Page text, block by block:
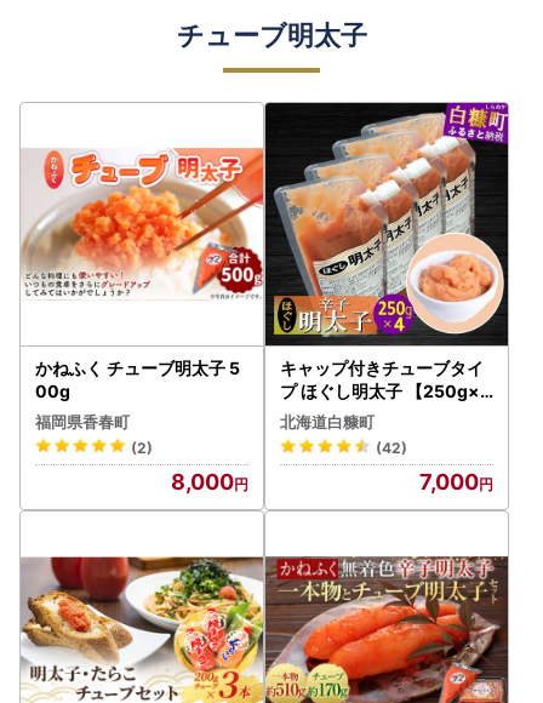
チューブ明太子
かねふく チューブ明太子 5
00g
福岡県香春町
(2)
8,000
キャップ付きチューブタイ
プ ほぐし明太子 【250g×4
合計1kg】_I007-0694
北海道白糠町
(42)
7,000